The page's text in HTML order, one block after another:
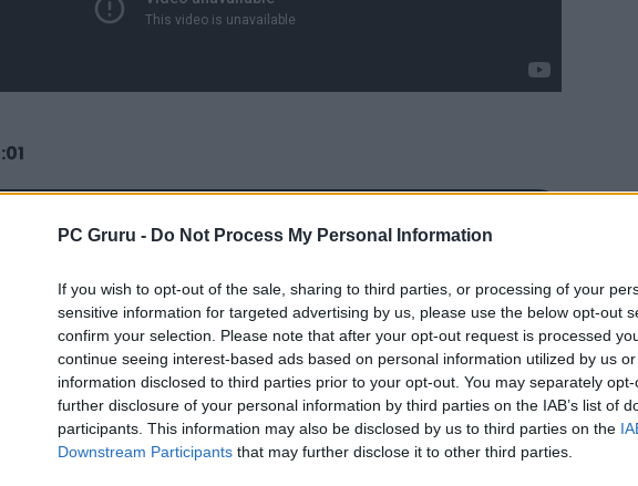
PC Gruru - Do Not Process My Personal Information
If you wish to opt-out of the sale, sharing to third parties, or processing of your
sensitive information for targeted advertising by us, please use the below opt-out
confirm your selection. Please note that after your opt-out request is processed
continue seeing interest-based ads based on personal information utilized by us
information disclosed to third parties prior to your opt-out. You may separately
further disclosure of your personal information by third parties on the IAB’s list of
participants. This information may also be disclosed by us to third parties on the
Downstream Participants that may further disclose it to other third parties.
t! Állítsd be itt, hogy a PC Guru tartalmairól véletlenül
Google-ben.
film: íme az Abstergo
Syndicate: videón London városa